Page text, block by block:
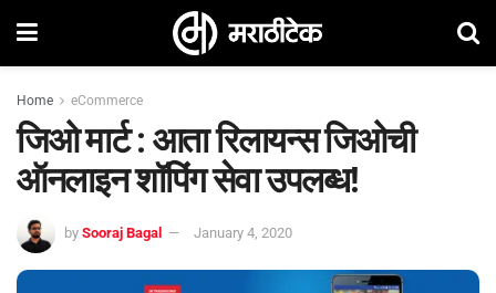
Home eCommerce
जिओ मार्ट : आता रिलायन्स जिओची
ऑनलाइन शॉपिंग सेवा उपलब्ध!
by Sooraj Bagal January 4, 2020